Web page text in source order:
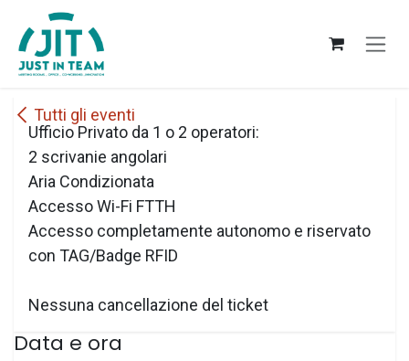
Passa al contenuto
Tutti gli eventi
Ufficio Privato da 1 o 2 operatori:
2 scrivanie angolari
Aria Condizionata
Accesso Wi-Fi FTTH
Accesso completamente autonomo e riservato
con TAG/Badge RFID
Nessuna cancellazione del ticket
Data e ora